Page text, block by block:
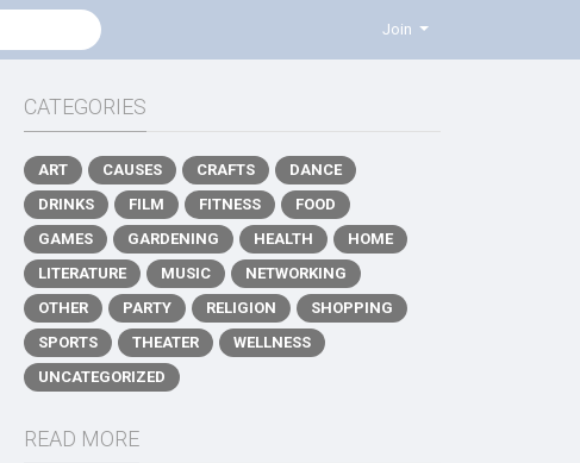
Join
CATEGORIES
ART CAUSES CRAFTS
DANCE
DRINKS
FILM FITNESS
FOOD
GAMES
GARDENING HEALTH
HOME
LITERATURE
MUSIC
NETWORKING
OTHER
PARTY RELIGION
SHOPPING
SPORTS
THEATER
WELLNESS
UNCATEGORIZED
READ MORE